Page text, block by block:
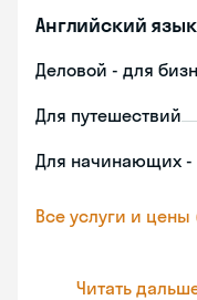
Английский язык
Деловой - для
Для путешествий
Для начинающих
Все услуги и цены
Читать